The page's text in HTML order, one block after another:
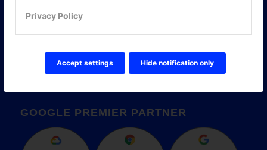
Privacy Policy
Accept settings Hide notification only
GOOGLE PREMIER PARTNER